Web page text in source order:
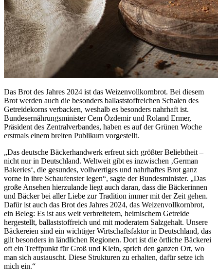
Das Brot des Jahres 2024 ist das Weizenvollkornbrot. Bei diesem
Brot werden auch die besonders ballaststoffreichen Schalen des
Getreidekorns verbacken, weshalb es besonders nahrhaft ist.
Bundesernährungsminister Cem Özdemir und Roland Ermer,
Präsident des Zentralverbandes, haben es auf der Grünen Woche
erstmals einem breiten Publikum vorgestellt.
„Das deutsche Bäckerhandwerk erfreut sich größter Beliebtheit –
nicht nur in Deutschland. Weltweit gibt es inzwischen ‚German
Bakeries‘, die gesundes, vollwertiges und nahrhaftes Brot ganz
vorne in ihre Schaufenster legen“, sagte der Bundesminister. „Das
große Ansehen hierzulande liegt auch daran, dass die Bäckerinnen
und Bäcker bei aller Liebe zur Tradition immer mit der Zeit gehen.
Dafür ist auch das Brot des Jahres 2024, das Weizenvollkornbrot,
ein Beleg: Es ist aus weit verbreitetem, heimischem Getreide
hergestellt, ballaststoffreich und mit moderatem Salzgehalt. Unsere
Bäckereien sind ein wichtiger Wirtschaftsfaktor in Deutschland, das
gilt besonders in ländlichen Regionen. Dort ist die örtliche Bäckerei
oft ein Treffpunkt für Groß und Klein, sprich den ganzen Ort, wo
man sich austauscht. Diese Strukturen zu erhalten, dafür setze ich
mich ein.“